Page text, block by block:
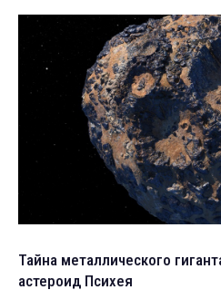
Тайна металлического
астероид Психея